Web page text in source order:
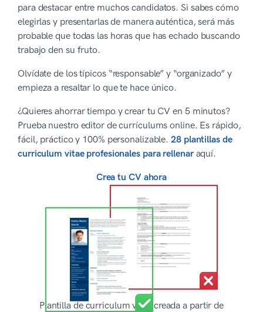
para destacar entre muchos candidatos. Si sabes cómo
elegirlas y presentarlas de manera auténtica, será más
probable que todas las horas que has echado buscando
trabajo den su fruto.
Olvídate de los típicos “responsable” y “organizado” y
empieza a resaltar lo que te hace único.
¿Quieres ahorrar tiempo y crear tu CV en 5 minutos?
Prueba nuestro editor de currículums online. Es rápido,
fácil, práctico y 100% personalizable.28 plantillas de
curriculum vitae profesionales para rellenaraquí.
Crea tu CV ahora
Plantilla de curriculum vitae creada a partir de